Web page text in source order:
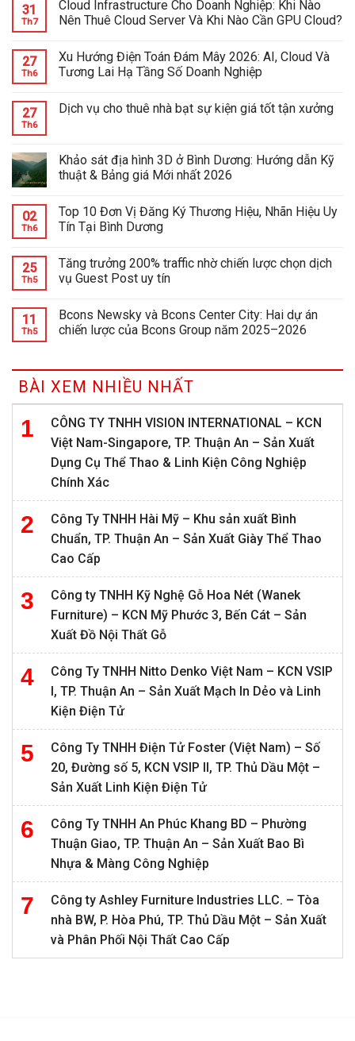
31
Th7
Cloud Infrastructure Cho Doanh Nghiệp: Khi Nào
Nên Thuê Cloud Server Và Khi Nào Cần GPU Cloud?
27
Th6
Xu Hướng Điện Toán Đám Mây 2026: AI, Cloud Và
Tương Lai Hạ Tầng Số Doanh Nghiệp
27
Th6
Dịch vụ cho thuê nhà bạt sự kiện giá tốt tận xưởng
Khảo sát địa hình 3D ở Bình Dương: Hướng dẫn Kỹ
thuật & Bảng giá Mới nhất 2026
02
Th6
Top 10 Đơn Vị Đăng Ký Thương Hiệu, Nhãn Hiệu Uy
Tín Tại Bình Dương
25
Th5
Tăng trưởng 200% traffic nhờ chiến lược chọn dịch
vụ Guest Post uy tín
11
Th5
Bcons Newsky và Bcons Center City: Hai dự án
chiến lược của Bcons Group năm 2025–2026
BÀI XEM NHIỀU NHẤT
CÔNG TY TNHH VISION INTERNATIONAL – KCN
Việt Nam-Singapore, TP. Thuận An – Sản Xuất
Dụng Cụ Thể Thao & Linh Kiện Công Nghiệp
Chính Xác
Công Ty TNHH Hài Mỹ – Khu sản xuất Bình
Chuẩn, TP. Thuận An – Sản Xuất Giày Thể Thao
Cao Cấp
Công ty TNHH Kỹ Nghệ Gỗ Hoa Nét (Wanek
Furniture) – KCN Mỹ Phước 3, Bến Cát – Sản
Xuất Đồ Nội Thất Gỗ
Công Ty TNHH Nitto Denko Việt Nam – KCN VSIP
I, TP. Thuận An – Sản Xuất Mạch In Dẻo và Linh
Kiện Điện Tử
Công Ty TNHH Điện Tử Foster (Việt Nam) – Số
20, Đường số 5, KCN VSIP II, TP. Thủ Dầu Một –
Sản Xuất Linh Kiện Điện Tử
Công Ty TNHH An Phúc Khang BD – Phường
Thuận Giao, TP. Thuận An – Sản Xuất Bao Bì
Nhựa & Màng Công Nghiệp
Công ty Ashley Furniture Industries LLC. – Tòa
nhà BW, P. Hòa Phú, TP. Thủ Dầu Một – Sản Xuất
và Phân Phối Nội Thất Cao Cấp